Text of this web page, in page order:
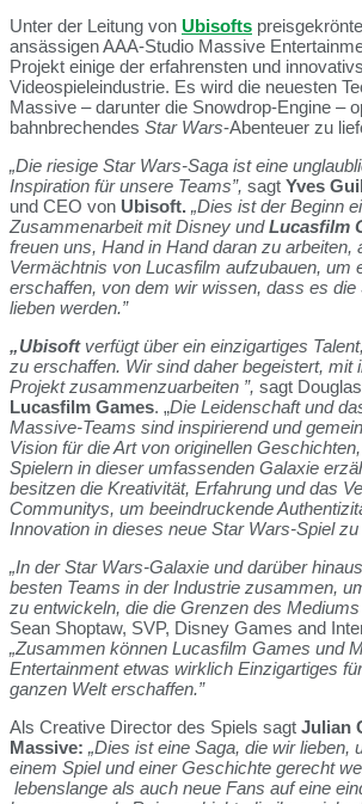
Unter der Leitung von Ubisofts
ansässigen AAA-Studio Massive
Projekt einige der erfahrensten und
Videospieleindustrie. Es wird die neuesten
Massive – darunter die Snowdrop-Engine –
bahnbrechendes Star Wars-Abenteuer zu
„Die riesige Star Wars-Saga ist eine
Inspiration für unsere Teams”, sagt Yves
und CEO von Ubisoft. „Dies ist der Beginn
Zusammenarbeit mit Disney undLucasfilm
freuen uns, Hand in Hand daran zu arbeiten,
Vermächtnis von Lucasfilm aufzubauen, um
erschaffen, von dem wir wissen, dass es die
lieben werden.”
„Ubisoftverfügt über ein einzigartiges
zu erschaffen. Wir sind daher begeistert, mit
Projekt zusammenzuarbeiten ”, sagt
Lucasfilm Games. „Die Leidenschaft und
Massive-Teams sind inspirierend und
Vision für die Art von originellen
Spielern in dieser umfassenden Galaxie
besitzen die Kreativität, Erfahrung und das
Communitys, um beeindruckende
Innovation in dieses neue Star Wars-Spiel zu
„In der Star Wars-Galaxie und darüber
besten Teams in der Industrie zusammen,
zu entwickeln, die die Grenzen des Mediums
Sean Shoptaw, SVP, Disney Games and
„Zusammen können Lucasfilm Games und
Entertainment etwas wirklich Einzigartiges
ganzen Welt erschaffen.”
Als Creative Director des Spiels sagt Julian
Massive: „Dies ist eine Saga, die wir lieben,
einem Spiel und einer Geschichte gerecht
lebenslange als auch neue Fans auf eine